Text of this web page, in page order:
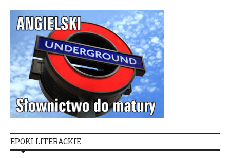
EPOKI LITERACKIE